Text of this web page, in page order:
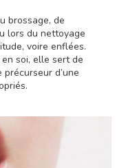
brossage, de
lors du nettoyage
voire enflées.
soi, elle sert de
d’une